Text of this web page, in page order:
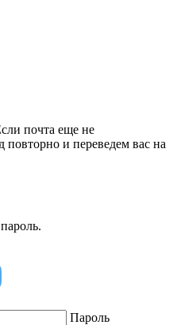
почта еще не
и переведем вас на
Пароль